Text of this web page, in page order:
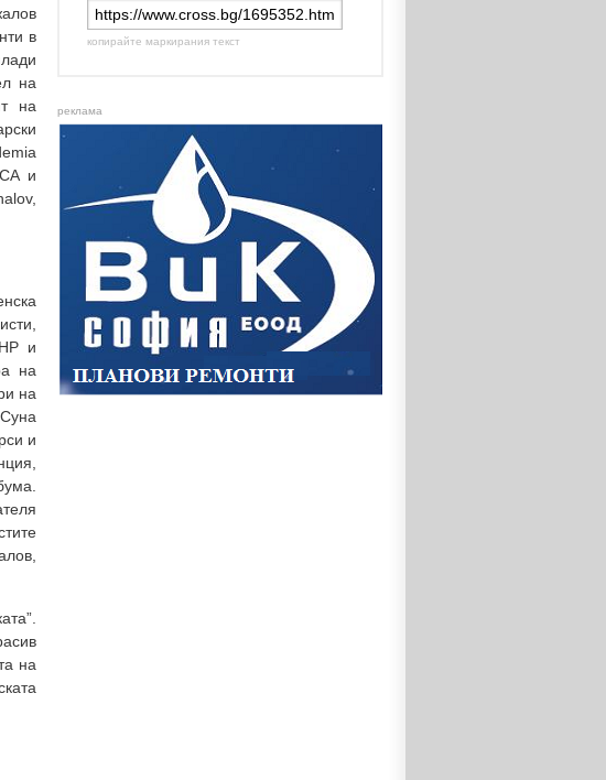
в
на
на
и
и
на
на
и
на
копирайте маркирания текст
реклама